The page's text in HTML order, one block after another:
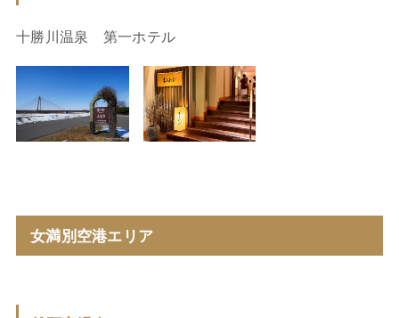
十勝川温泉 第一ホテル
女満別空港エリア